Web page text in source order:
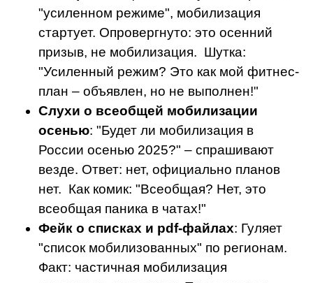
"усиленном режиме", мобилизация
стартует. Опровергнуто: это осенний
призыв, не мобилизация. Шутка:
"Усиленный режим? Это как мой фитнес-
план – объявлен, но не выполнен!"
Слухи о всеобщей мобилизации
осенью: "Будет ли мобилизация в
России осенью 2025?" – спрашивают
везде. Ответ: нет, официально планов
нет. Как комик: "Всеобщая? Нет, это
всеобщая паника в чатах!"
Фейк о списках и pdf-файлах: Гуляет
"список мобилизованных" по регионам.
Факт: частичная мобилизация